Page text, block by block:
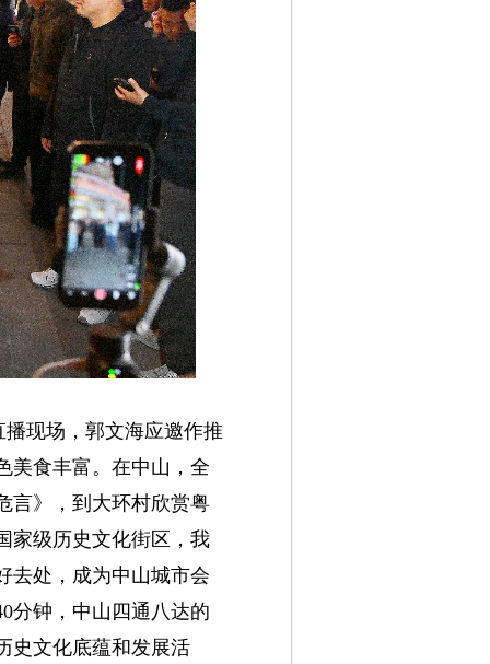
现场，郭文海应邀作推
美食丰富。在中山，全
言》，到大环村欣赏粤
家级历史文化街区，我
去处，成为中山城市会
分钟，中山四通八达的
史文化底蕴和发展活